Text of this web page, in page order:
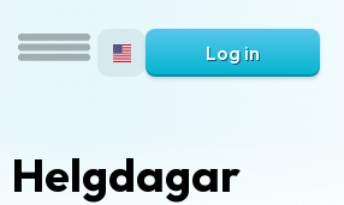
Log in
Helgdagar